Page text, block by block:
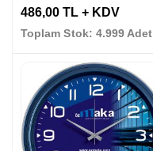
486,00 TL + KDV
Toplam Stok: 4.999 Adet